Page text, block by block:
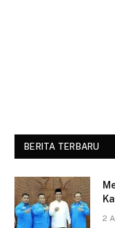
BERITA TERBARU
2